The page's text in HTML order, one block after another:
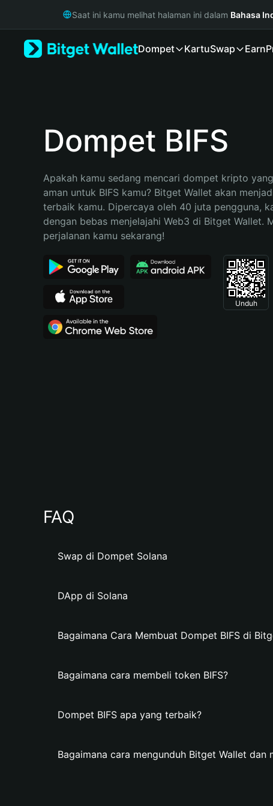
Русский
Bahasa Indonesia
Español (Argentina)
Saat ini kamu melihat halaman ini dalam Bahasa
Dompet KartuSwap Earn
Dompet BIFS
Apakah kamu sedang mencari dompet kripto
aman untuk BIFS kamu? Bitget Wallet akan
terbaik kamu. Dipercaya oleh 40 juta pengguna,
dengan bebas menjelajahi Web3 di Bitget Wallet.
perjalanan kamu sekarang!
Unduh
FAQ
Swap di Dompet Solana
DApp di Solana
Bagaimana Cara Membuat Dompet BIFS di
Bagaimana cara membeli token BIFS?
Dompet BIFS apa yang terbaik?
Bagaimana cara mengunduh Bitget Wallet dan